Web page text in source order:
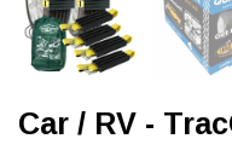
Car / RV -